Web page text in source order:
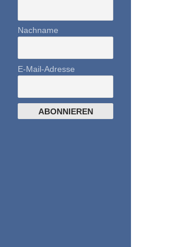
Nachname
E-Mail-Adresse